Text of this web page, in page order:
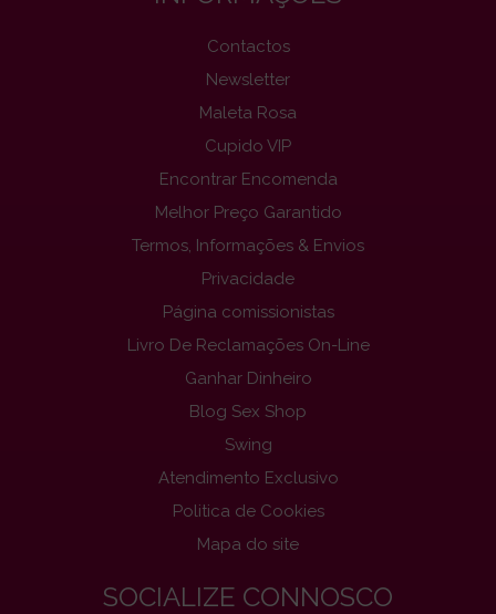
Contactos
Newsletter
Maleta Rosa
Cupido VIP
Encontrar Encomenda
Melhor Preço Garantido
Termos, Informações & Envios
Privacidade
Página comissionistas
Livro De Reclamações On-Line
Ganhar Dinheiro
Blog Sex Shop
Swing
Atendimento Exclusivo
Politica de Cookies
Mapa do site
SOCIALIZE CONNOSCO